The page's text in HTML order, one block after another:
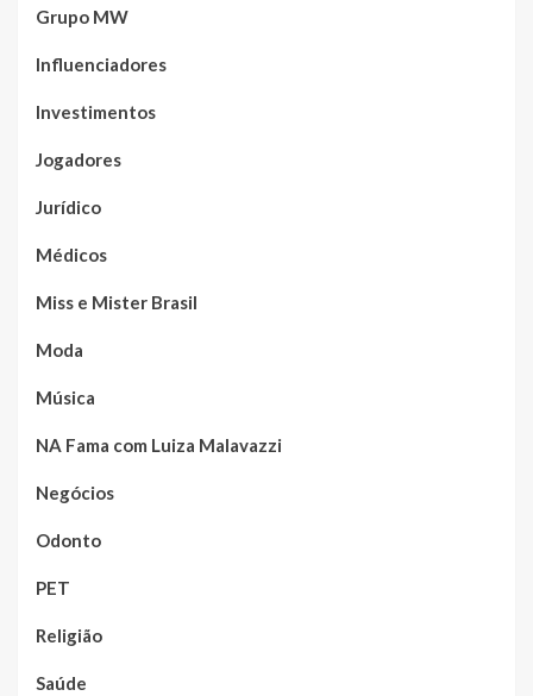
Grupo MW
Influenciadores
Investimentos
Jogadores
Jurídico
Médicos
Miss e Mister Brasil
Moda
Música
NA Fama com Luiza Malavazzi
Negócios
Odonto
PET
Religião
Saúde